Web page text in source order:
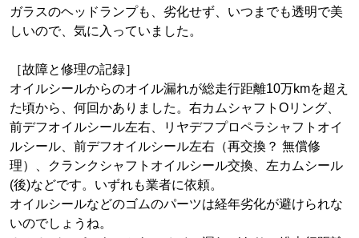
ガラスのヘッドランプも、劣化せず、いつまでも透明で美
しいので、気に入っていました。
［故障と修理の記録］
オイルシールからのオイル漏れが総走行距離10万kmを超え
た頃から、何回かありました。右カムシャフトOリング、
前デフオイルシール左右、リヤデフプロペラシャフトオイ
ルシール、前デフオイルシール左右（再交換？ 無償修
理）、クランクシャフトオイルシール交換、左カムシール
(後)などです。いずれも業者に依頼。
オイルシールなどのゴムのパーツは経年劣化が避けられな
いのでしょうね。